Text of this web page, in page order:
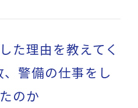
た理由を教えてく
警備の仕事をし
のか